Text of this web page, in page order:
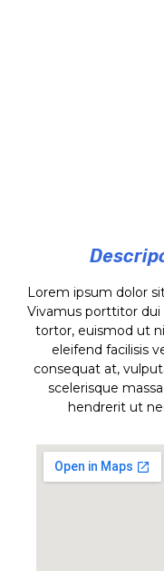
Lorem ipsum dolor
Vivamus porttitor
tortor, euismod ut
eleifend facilisis
consequat at,
scelerisque
hendrerit ut